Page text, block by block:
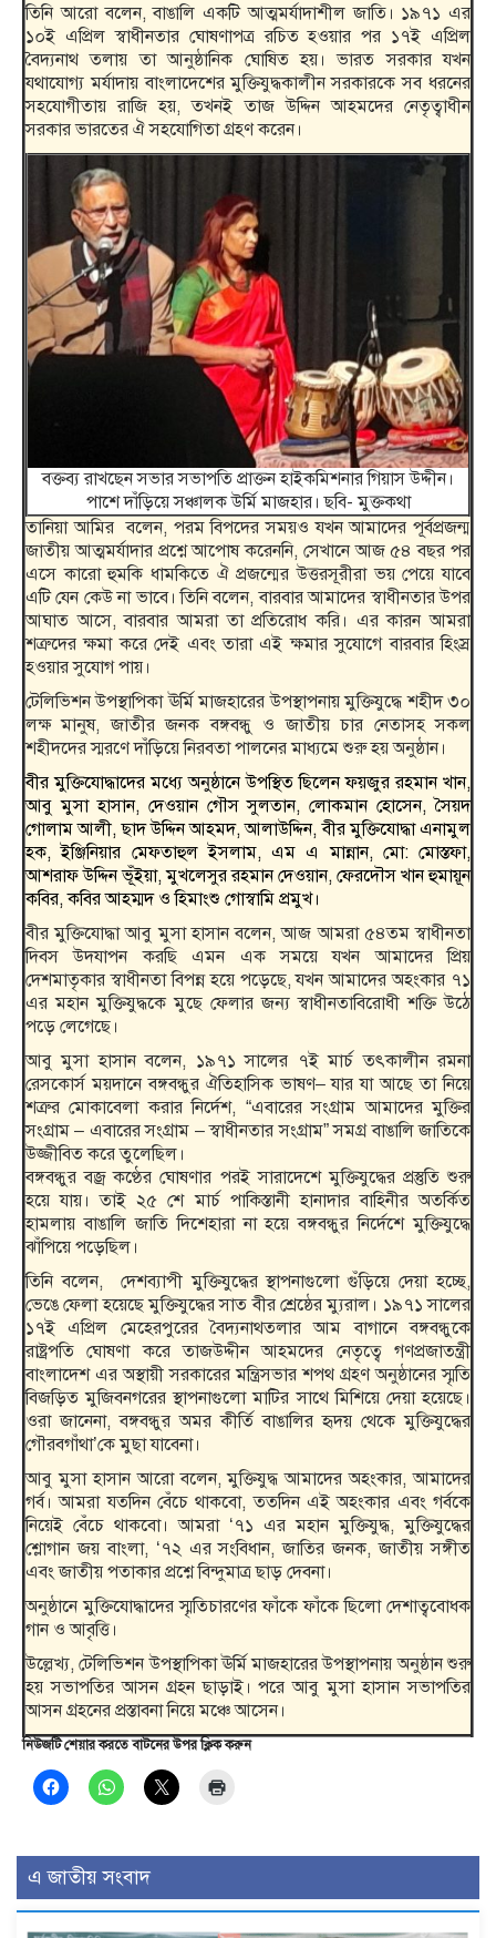
তিনি আরো বলেন, বাঙালি একটি আত্মমর্যাদাশীল জাতি। ১৯৭১ এর
১০ই এপ্রিল স্বাধীনতার ঘোষণাপত্র রচিত হওয়ার পর ১৭ই এপ্রিল
বৈদ্যনাথ তলায় তা আনুষ্ঠানিক ঘোষিত হয়। ভারত সরকার যখন
যথাযোগ্য মর্যাদায় বাংলাদেশের মুক্তিযুদ্ধকালীন সরকারকে সব ধরনের
সহযোগীতায় রাজি হয়, তখনই তাজ উদ্দিন আহমদের নেতৃত্বাধীন
সরকার ভারতের ঐ সহযোগিতা গ্রহণ করেন।
বক্তব্য রাখছেন সভার সভাপতি প্রাক্তন হাইকমিশনার গিয়াস উদ্দীন।
পাশে দাঁড়িয়ে সঞ্চালক উর্মি মাজহার। ছবি- মুক্তকথা
তানিয়া আমির বলেন, পরম বিপদের সময়ও যখন আমাদের পূর্বপ্রজন্ম
জাতীয় আত্মমর্যাদার প্রশ্নে আপোষ করেননি, সেখানে আজ ৫৪ বছর পর
এসে কারো হুমকি ধামকিতে ঐ প্রজন্মের উত্তরসূরীরা ভয় পেয়ে যাবে
এটি যেন কেউ না ভাবে। তিনি বলেন, বারবার আমাদের স্বাধীনতার উপর
আঘাত আসে, বারবার আমরা তা প্রতিরোধ করি। এর কারন আমরা
শত্রুদের ক্ষমা করে দেই এবং তারা এই ক্ষমার সুযোগে বারবার হিংস্র
হওয়ার সুযোগ পায়।
টেলিভিশন উপস্থাপিকা ঊর্মি মাজহারের উপস্থাপনায় মুক্তিযুদ্ধে শহীদ ৩০
লক্ষ মানুষ, জাতীর জনক বঙ্গবন্ধু ও জাতীয় চার নেতাসহ সকল
শহীদদের স্মরণে দাঁড়িয়ে নিরবতা পালনের মাধ‍্যমে শুরু হয় অনুষ্ঠান।
বীর মুক্তিযোদ্ধাদের মধ্যে অনুষ্ঠানে উপস্থিত ছিলেন ফয়জুর রহমান খান,
আবু মুসা হাসান, দেওয়ান গৌস সুলতান, লোকমান হোসেন, সৈয়দ
গোলাম আলী, ছাদ উদ্দিন আহমদ, আলাউদ্দিন, বীর মুক্তিযোদ্ধা এনামুল
হক, ইঞ্জিনিয়ার মেফতাহুল ইসলাম, এম এ মান্নান, মো: মোস্তফা,
আশরাফ উদ্দিন ভূঁইয়া, মুখলেসুর রহমান দেওয়ান, ফেরদৌস খান হুমায়ূন
কবির, কবির আহম্মদ ও হিমাংশু গোস্বামি প্রমুখ।
বীর মুক্তিযোদ্ধা আবু মুসা হাসান বলেন, আজ আমরা ৫৪তম স্বাধীনতা
দিবস উদযাপন করছি এমন এক সময়ে যখন আমাদের প্রিয়
দেশমাতৃকার স্বাধীনতা বিপন্ন হয়ে পড়েছে, যখন আমাদের অহংকার ৭১
এর মহান মুক্তিযুদ্ধকে মুছে ফেলার জন্য স্বাধীনতাবিরোধী শক্তি উঠে
পড়ে লেগেছে।
আবু মুসা হাসান বলেন, ১৯৭১ সালের ৭ই মার্চ তৎকালীন রমনা
রেসকোর্স ময়দানে বঙ্গবন্ধুর ঐতিহাসিক ভাষণ– যার যা আছে তা নিয়ে
শত্রুর মোকাবেলা করার নির্দেশ, “এবারের সংগ্রাম আমাদের মুক্তির
সংগ্রাম – এবারের সংগ্রাম – স্বাধীনতার সংগ্রাম” সমগ্র বাঙালি জাতিকে
উজ্জীবিত করে তুলেছিল।
বঙ্গবন্ধুর বজ্র কণ্ঠের ঘোষণার পরই সারাদেশে মুক্তিযুদ্ধের প্রস্তুতি শুরু
হয়ে যায়। তাই ২৫ শে মার্চ পাকিস্তানী হানাদার বাহিনীর অতর্কিত
হামলায় বাঙালি জাতি দিশেহারা না হয়ে বঙ্গবন্ধুর নির্দেশে মুক্তিযুদ্ধে
ঝাঁপিয়ে পড়েছিল।
তিনি বলেন, দেশব্যাপী মুক্তিযুদ্ধের স্থাপনাগুলো গুঁড়িয়ে দেয়া হচ্ছে,
ভেঙে ফেলা হয়েছে মুক্তিযুদ্ধের সাত বীর শ্রেষ্ঠের ম্যুরাল। ১৯৭১ সালের
১৭ই এপ্রিল মেহেরপুরের বৈদ্যনাথতলার আম বাগানে বঙ্গবন্ধুকে
রাষ্ট্রপতি ঘোষণা করে তাজউদ্দীন আহমদের নেতৃত্বে গণপ্রজাতন্ত্রী
বাংলাদেশ এর অস্থায়ী সরকারের মন্ত্রিসভার শপথ গ্রহণ অনুষ্ঠানের স্মৃতি
বিজড়িত মুজিবনগরের স্থাপনাগুলো মাটির সাথে মিশিয়ে দেয়া হয়েছে।
ওরা জানেনা, বঙ্গবন্ধুর অমর কীর্তি বাঙালির হৃদয় থেকে মুক্তিযুদ্ধের
গৌরবগাঁথা’কে মুছা যাবেনা।
আবু মুসা হাসান আরো বলেন, মুক্তিযুদ্ধ আমাদের অহংকার, আমাদের
গর্ব। আমরা যতদিন বেঁচে থাকবো, ততদিন এই অহংকার এবং গর্বকে
নিয়েই বেঁচে থাকবো। আমরা ‘৭১ এর মহান মুক্তিযুদ্ধ, মুক্তিযুদ্ধের
শ্লোগান জয় বাংলা, ‘৭২ এর সংবিধান, জাতির জনক, জাতীয় সঙ্গীত
এবং জাতীয় পতাকার প্রশ্নে বিন্দুমাত্র ছাড় দেবনা।
অনুষ্ঠানে মুক্তিযোদ্ধাদের স্মৃতিচারণের ফাঁকে ফাঁকে ছিলো দেশাত্ববোধক
গান ও আবৃত্তি।
উল্লেখ্য, টেলিভিশন উপস্থাপিকা ঊর্মি মাজহারের উপস্থাপনায় অনুষ্ঠান শুরু
হয় সভাপতির আসন গ্রহন ছাড়াই। পরে আবু মুসা হাসান সভাপতির
আসন গ্রহনের প্রস্তাবনা নিয়ে মঞ্চে আসেন।
নিউজটি শেয়ার করতে বাটনের উপর ক্লিক করুন
এ জাতীয় সংবাদ